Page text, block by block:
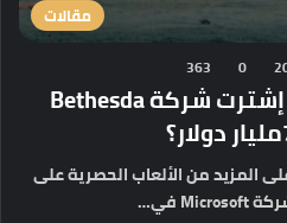
مقالات
0
363
لماذا شركة Microsoft إشترت شركة Bethesda
المزيد من الألعاب الحصرية على